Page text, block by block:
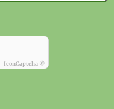
IconCaptcha ©